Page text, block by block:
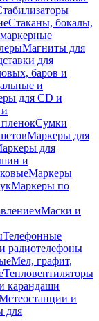
Стаканы, бокалы,
Магниты для
для
баров и
и
для CD и
Сумки
Маркеры для
для
и
Маркеры
Маркеры по
Маски и
Телефонные
радиотелефоны
Мел, графит,
Тепловентиляторы
карандаши
и
для